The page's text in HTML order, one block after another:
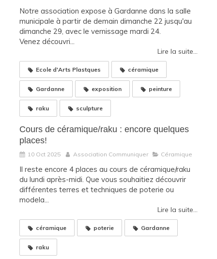
Notre association expose à Gardanne dans la salle
municipale à partir de demain dimanche 22 jusqu'au
dimanche 29, avec le vernissage mardi 24.
Venez découvri...
Lire la suite...
Ecole d'Arts Plastques céramique
Gardanne exposition peinture
raku sculpture
Cours de céramique/raku : encore quelques
places!
10 Oct 2025 Association Communiquer Céramique
Il reste encore 4 places au cours de céramique/raku
du lundi après-midi. Que vous souhaitiez découvrir
différentes terres et techniques de poterie ou
modela...
Lire la suite...
céramique poterie Gardanne
raku